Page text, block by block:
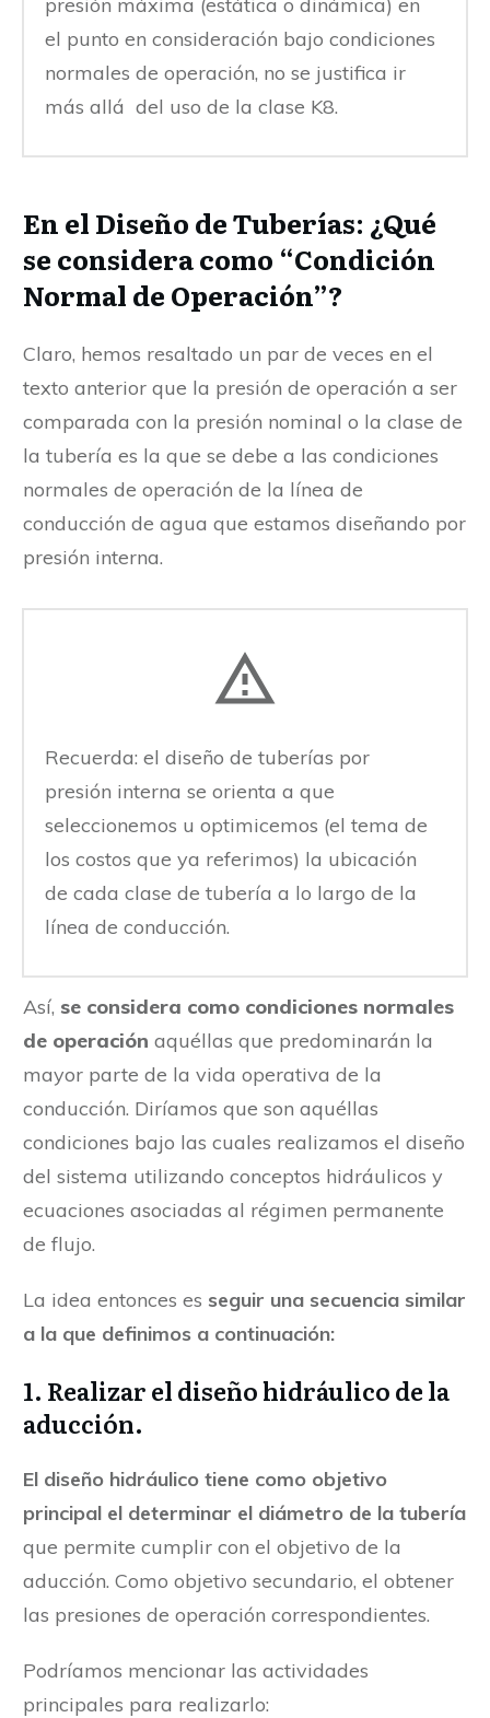
el punto en consideración bajo condiciones
normales de operación, no se justifica ir
más allá del uso de la clase K8.
En el Diseño de Tuberías: ¿Qué
se considera como “Condición
Normal de Operación”?
Claro, hemos resaltado un par de veces en el
texto anterior que la presión de operación a ser
comparada con la presión nominal o la clase de
la tubería es la que se debe a las condiciones
normales de operación de la línea de
conducción de agua que estamos diseñando por
presión interna.
Recuerda: el diseño de tuberías por
presión interna se orienta a que
seleccionemos u optimicemos (el tema de
los costos que ya referimos) la ubicación
de cada clase de tubería a lo largo de la
línea de conducción.
Así, se considera como condiciones normales
de operación aquéllas que predominarán la
mayor parte de la vida operativa de la
conducción. Diríamos que son aquéllas
condiciones bajo las cuales realizamos el diseño
del sistema utilizando conceptos hidráulicos y
ecuaciones asociadas al régimen permanente
de flujo.
La idea entonces es seguir una secuencia similar
a la que definimos a continuación:
1. Realizar el diseño hidráulico de la
aducción.
El diseño hidráulico tiene como objetivo
principal el determinar el diámetro de la tubería
que permite cumplir con el objetivo de la
aducción. Como objetivo secundario, el obtener
las presiones de operación correspondientes.
Podríamos mencionar las actividades
principales para realizarlo: